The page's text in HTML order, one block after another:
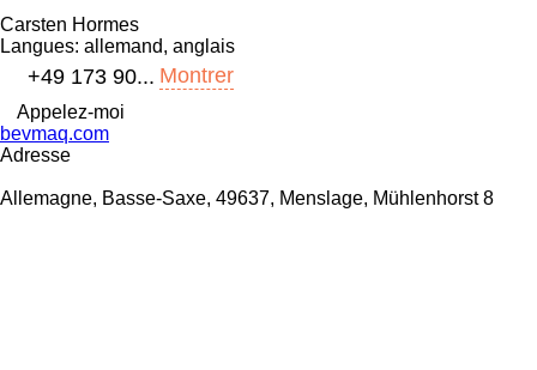
Carsten Hormes
Langues: allemand, anglais
+49 173 90... Montrer
Appelez-moi
bevmaq.com
Adresse
Allemagne, Basse-Saxe, 49637, Menslage, Mühlenhorst 8